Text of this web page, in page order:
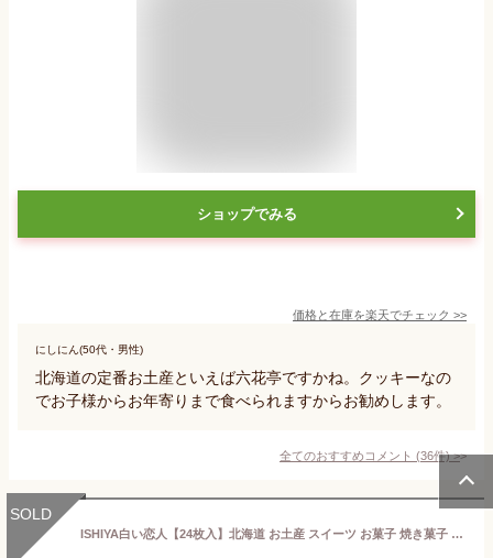
ショップでみる
価格と在庫を楽天でチェック >>
にしにん(50代・男性)
北海道の定番お土産といえば六花亭ですかね。クッキーなの
でお子様からお年寄りまで食べられますからお勧めします。
全てのおすすめコメント (36件)>
SOLD
ISHIYA白い恋人【24枚入】北海道 お土産 スイーツ お菓子 焼き菓子 洋菓子 ラングドシャ ギフト プチギフト 小包装 お取り寄せ（dk-2 dk-3）